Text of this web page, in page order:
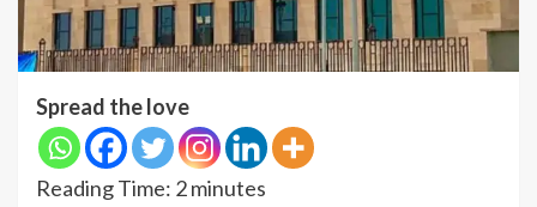
Spread the love
Reading Time: 2minutes